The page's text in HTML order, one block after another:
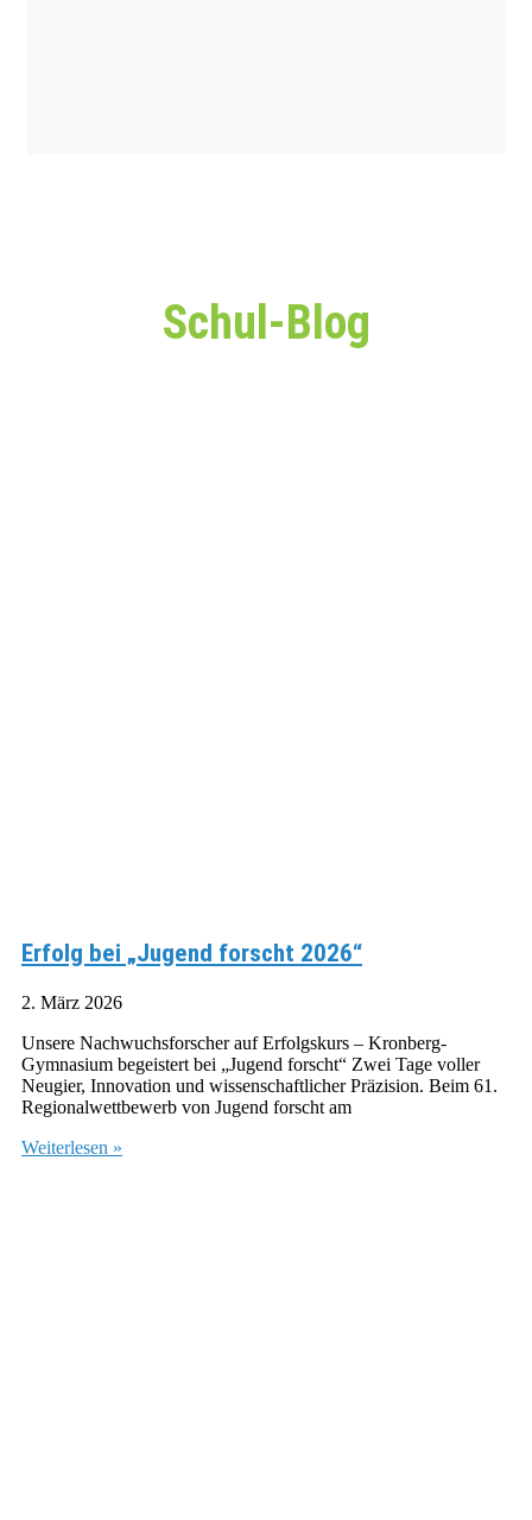
Schul-Blog
Erfolg bei „Jugend forscht 2026“
2. März 2026
Unsere Nachwuchsforscher auf Erfolgskurs – Kronberg-
Gymnasium begeistert bei „Jugend forscht“ Zwei Tage voller
Neugier, Innovation und wissenschaftlicher Präzision. Beim 61.
Regionalwettbewerb von Jugend forscht am
Weiterlesen »